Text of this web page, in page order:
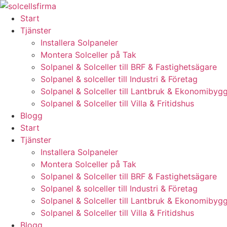
Skip
content
Start
Tjänster
Installera Solpaneler
Montera Solceller på Tak
Solpanel & Solceller till BRF & Fastighetsägare
Solpanel & solceller till Industri & Företag
Solpanel & Solceller till Lantbruk &
Solpanel & Solceller till Villa & Fritidshus
Blogg
Start
Tjänster
Installera Solpaneler
Montera Solceller på Tak
Solpanel & Solceller till BRF & Fastighetsägare
Solpanel & solceller till Industri & Företag
Solpanel & Solceller till Lantbruk &
Solpanel & Solceller till Villa & Fritidshus
Blogg